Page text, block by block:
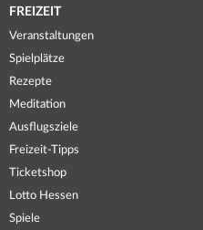
FREIZEIT
Veranstaltungen
Spielplätze
Rezepte
Meditation
Ausflugsziele
Freizeit-Tipps
Ticketshop
Lotto Hessen
Spiele